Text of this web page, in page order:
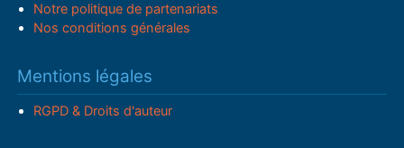
Notre politique de partenariats
Nos conditions générales
Mentions légales
RGPD & Droits d'auteur